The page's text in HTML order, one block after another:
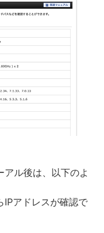
ル後は、以下のよ
IPアドレスが確認で